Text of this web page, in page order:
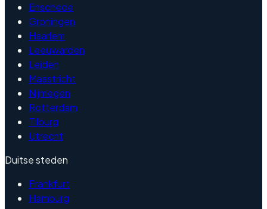
Enschede
Groningen
Haarlem
Leeuwarden
Leiden
Maastricht
Nijmegen
Rotterdam
Tilburg
Utrecht
Duitse steden
Frankfurt
Hamburg